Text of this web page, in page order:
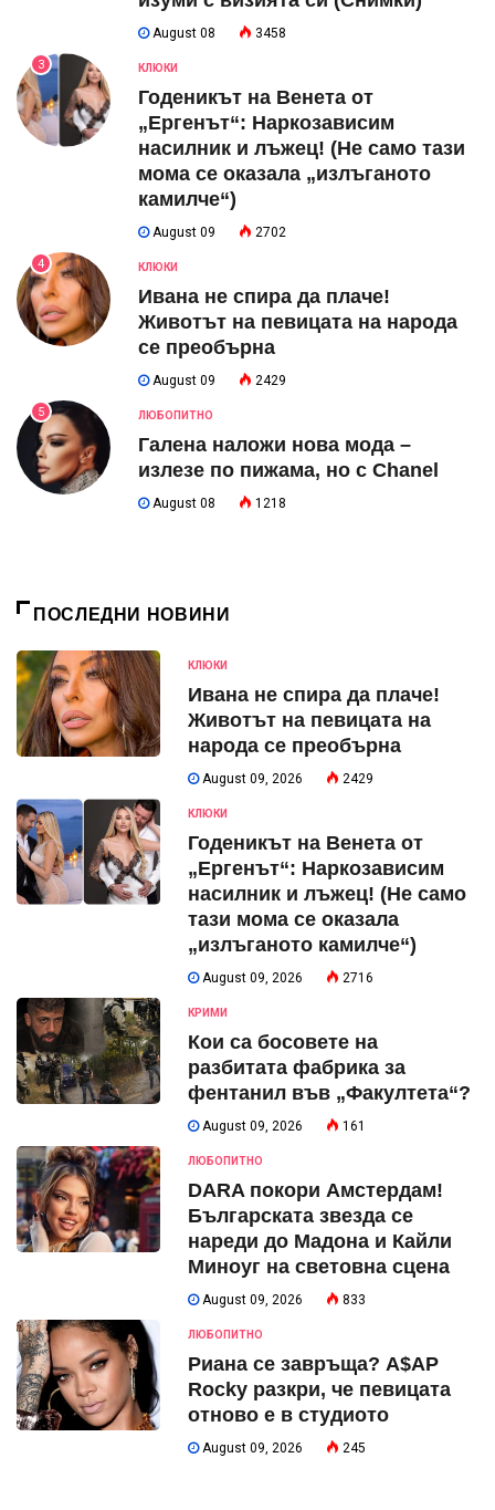
August 08 3458
3 КЛЮКИ
Годеникът на Венета от
„Ергенът“: Наркозависим
насилник и лъжец! (Не само тази
мома се оказала „излъганото
камилче“)
August 09 2702
4 КЛЮКИ
Ивана не спира да плаче!
Животът на певицата на народа
се преобърна
August 09 2429
5 ЛЮБОПИТНО
Галена наложи нова мода –
излезе по пижама, но с Chanel
August 08 1218
ПОСЛЕДНИ НОВИНИ
КЛЮКИ
Ивана не спира да плаче!
Животът на певицата на
народа се преобърна
August 09, 2026 2429
КЛЮКИ
Годеникът на Венета от
„Ергенът“: Наркозависим
насилник и лъжец! (Не само
тази мома се оказала
„излъганото камилче“)
August 09, 2026 2716
КРИМИ
Кои са босовете на
разбитата фабрика за
фентанил във „Факултета“?
August 09, 2026 161
ЛЮБОПИТНО
DARA покори Амстердам!
Българската звезда се
нареди до Мадона и Кайли
Миноуг на световна сцена
August 09, 2026 833
ЛЮБОПИТНО
Риана се завръща? A$AP
Rocky разкри, че певицата
отново е в студиото
August 09, 2026 245